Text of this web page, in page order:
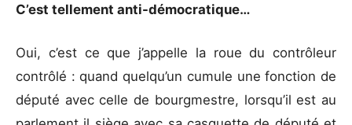
C’est tellement anti-démocratique…
Oui, c’est ce que j’appelle la roue du contrôleur
contrôlé : quand quelqu’un cumule une fonction de
député avec celle de bourgmestre, lorsqu’il est au